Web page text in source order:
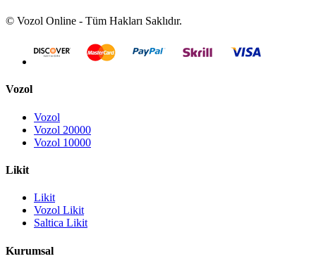
© Vozol Online - Tüm Hakları Saklıdır.
Vozol
Vozol
Vozol 20000
Vozol 10000
Likit
Likit
Vozol Likit
Saltica Likit
Kurumsal